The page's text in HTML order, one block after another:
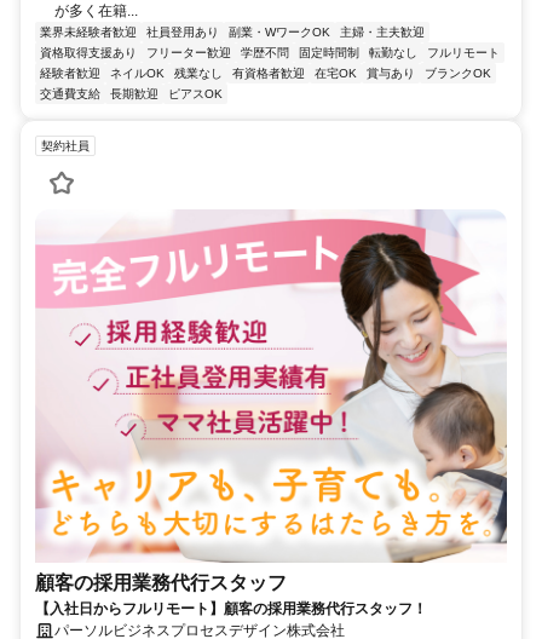
が多く在籍...
業界未経験者歓迎 社員登用あり 副業・WワークOK
主婦・主夫歓迎
資格取得支援あり
フリーター歓迎 学歴不問 固定時間制 転勤なし
フルリモート
経験者歓迎
ネイルOK 残業なし 有資格者歓迎 在宅OK 賞与あり
ブランクOK
交通費支給
長期歓迎 ピアスOK
契約社員
顧客の採用業務代行スタッフ
【入社日からフルリモート】顧客の採用業務代行スタッフ！
パーソルビジネスプロセスデザイン株式会社